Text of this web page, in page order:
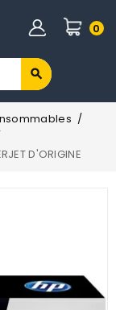
0
D'ORIGINE